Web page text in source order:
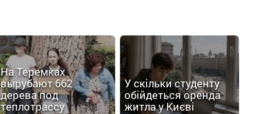
На Теремках
вырубают 662
дерева под
теплотрассу
У скільки студенту
обійдеться оренда
житла у Києві